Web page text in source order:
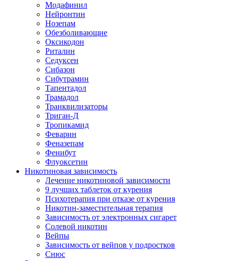
Модафинил
Нейронтин
Нозепам
Обезболивающие
Оксикодон
Риталин
Седуксен
Сибазон
Сибутрамин
Тапентадол
Трамадол
Транквилизаторы
Триган-Д
Тропикамид
Феварин
Феназепам
Фенибут
Флуоксетин
Никотиновая зависимость
Лечение никотиновой зависимости
9 лучших таблеток от курения
Психотерапия при отказе от курения
Никотин-заместительная терапия
Зависимость от электронных сигарет
Солевой никотин
Вейпы
Зависимость от вейпов у подростков
Снюс